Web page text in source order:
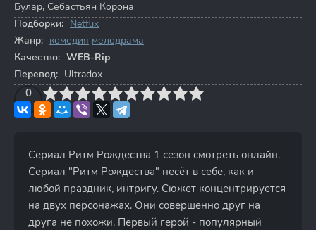
Булар, Себастьян Корона
Подборки: Netflix
Жанр: комедия мелодрама
Качество: WEB-Rip
Перевод: Ultradox
0
4 6 7 8 9 10
Сериал Ритм Рождества 1 сезон смотреть онлайн.
Сериал "Ритм Рождества" несёт в себе, как и
любой праздник, интригу. Сюжет концентрируется
на двух персонажах. Они совершенно друг на
друга не похожи. Первый герой - популярный